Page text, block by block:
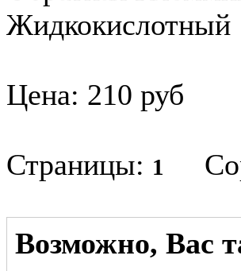
Жидкокислотный
Цена: 210 руб
Страницы: 1
Возможно, Вас